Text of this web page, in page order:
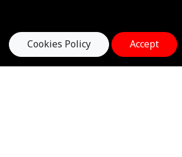
Hearts & Minds International Education
252 ถนนกรุงธนบุรี ซอยสาทรแมนชั่น 1 แขวงคลองต้นไทร
เขตคลองสาน กรุงเทพมหานคร 10600
Tel : 02-055-0915, 096-884-8605
Cookies Policy Accept